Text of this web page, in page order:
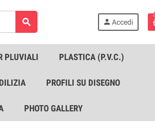
search person Accedi
PLUVIALI PLASTICA (P.V.C.)
PROFILI SU DISEGNO
PHOTO GALLERY